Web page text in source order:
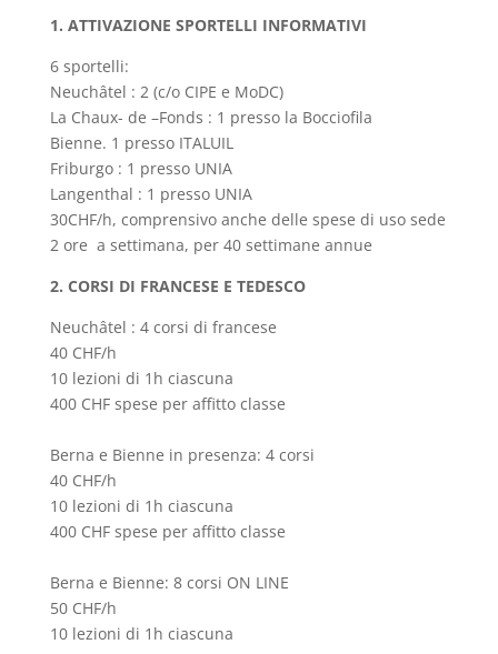
1. ATTIVAZIONE SPORTELLI INFORMATIVI
6 sportelli:
Neuchâtel : 2 (c/o CIPE e MoDC)
La Chaux- de –Fonds : 1 presso la Bocciofila
Bienne. 1 presso ITALUIL
Friburgo : 1 presso UNIA
Langenthal : 1 presso UNIA
30CHF/h, comprensivo anche delle spese di uso sede
2 ore a settimana, per 40 settimane annue
2. CORSI DI FRANCESE E TEDESCO
Neuchâtel : 4 corsi di francese
40 CHF/h
10 lezioni di 1h ciascuna
400 CHF spese per affitto classe
Berna e Bienne in presenza: 4 corsi
40 CHF/h
10 lezioni di 1h ciascuna
400 CHF spese per affitto classe
Berna e Bienne: 8 corsi ON LINE
50 CHF/h
10 lezioni di 1h ciascuna